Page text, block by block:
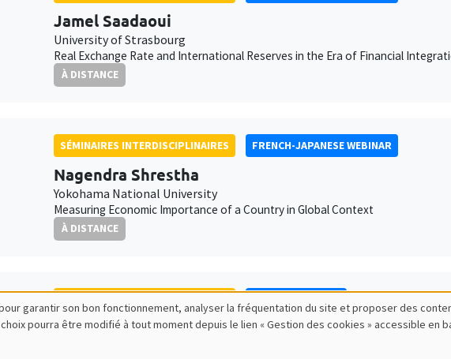
Jamel Saadaoui
University of Strasbourg
Real Exchange Rate and International Reserves in the Era of Financial
À DISTANCE
SÉMINAIRES INTERDISCIPLINAIRES FRENCH-JAPANESE WEBINAR
Nagendra Shrestha
Yokohama National University
Measuring Economic Importance of a Country in Global Context
À DISTANCE
Olga Tatarnikova
garantir son bon fonctionnement, analyser la fréquentation du site et proposer des
pourra être modifié à tout moment depuis le lien « Gestion des cookies » accessible en